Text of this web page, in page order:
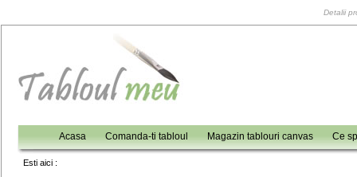
Detalii
Acasa Comanda-ti tabloul Magazin tablouri canvas Ce
Esti aici :